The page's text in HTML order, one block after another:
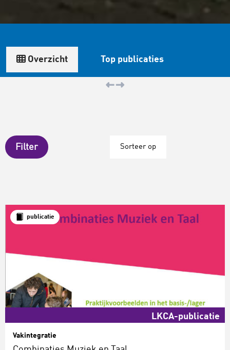
Overzicht Top publicaties
Filter Sorteer op
publicatie
LKCA-publicatie
Vakintegratie